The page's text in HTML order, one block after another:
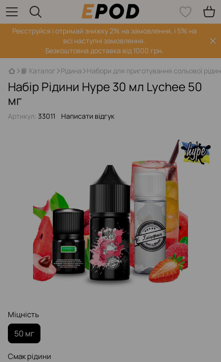
Реєструйся і отримай знижку 2% на замовлення, і 5% на
всі наступні замовлення.
Безкоштовна доставка від 1000 грн.
📙 Каталог Рідина Набори для приготування сольової
Набір Рідини Hype 30 мл Lychee 50
мг
Артикул: 33011 Написати відгук
Міцність
50 мг
Смак рідини